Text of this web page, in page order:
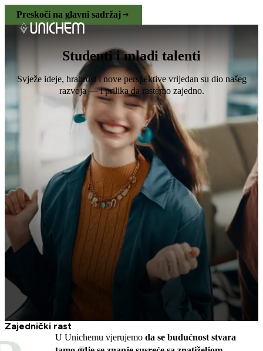
Preskoči na glavni sadržaj
Studenti i mladi talenti
Svježe ideje, hrabrost i nove perspektive vrijedan su dio našeg
razvoja — i prilika da rastemo zajedno.
Zajednički rast
U Unichemu vjerujemoda se budućnost stvara